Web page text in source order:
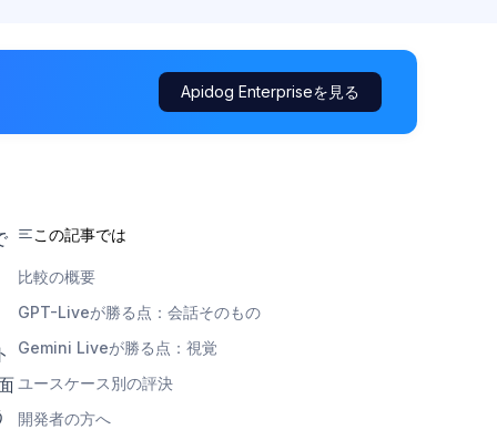
Apidog Enterpriseを見る
この記事では
比較の概要
GPT-Liveが勝る点：会話そのもの
Gemini Liveが勝る点：視覚
ユースケース別の評決
開発者の方へ